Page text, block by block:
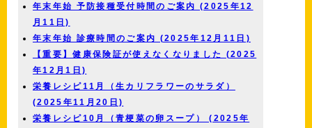
年末年始 予防接種受付時間のご案内 (2025年12
月11日)
年末年始 診療時間のご案内 (2025年12月11日)
【重要】健康保険証が使えなくなりました (2025
年12月1日)
栄養レシピ11月（生カリフラワーのサラダ）
(2025年11月20日)
栄養レシピ10月（青梗菜の卵スープ） (2025年